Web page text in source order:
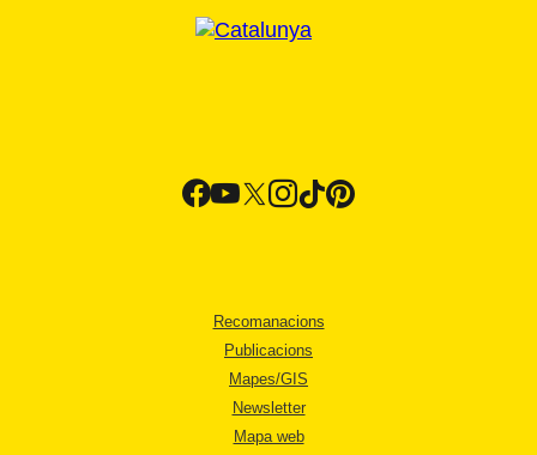
Recomanacions
Publicacions
Mapes/GIS
Newsletter
Mapa web